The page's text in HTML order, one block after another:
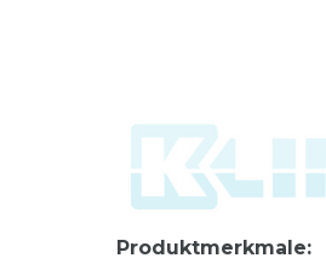
Produktmerkmale: